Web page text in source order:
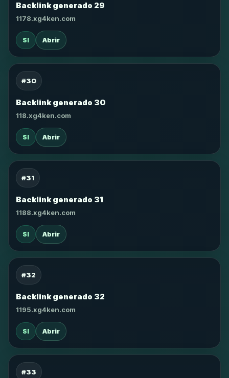
Backlink generado 29
1178.xg4ken.com
SI Abrir
#30
Backlink generado 30
118.xg4ken.com
SI Abrir
#31
Backlink generado 31
1188.xg4ken.com
SI Abrir
#32
Backlink generado 32
1195.xg4ken.com
SI Abrir
#33